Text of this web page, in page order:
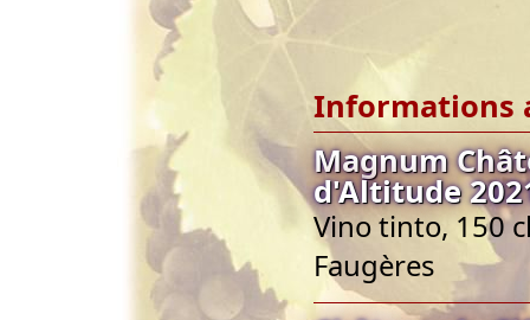
Informations
Magnum
d'Altitude
Vino tinto, 150
Faugères